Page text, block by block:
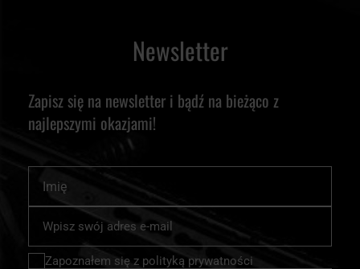
Newsletter
Zapisz się na newsletter i bądź na bieżąco z
najlepszymi okazjami!
nasz
newsletter:
Zapoznałem się z polityką prywatności